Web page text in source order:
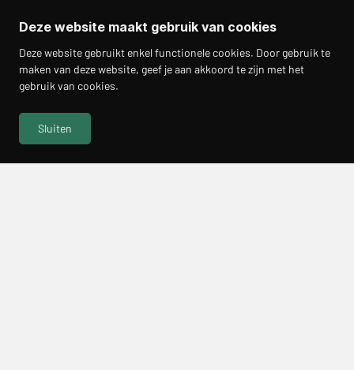
Deze website maakt gebruik van cookies
Deze website gebruikt enkel functionele cookies. Door gebruik te
maken van deze website, geef je aan akkoord te zijn met het
gebruik van cookies.
Sluiten